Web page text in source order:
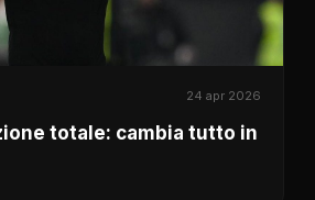
24 apr 2026
totale: cambia tutto in